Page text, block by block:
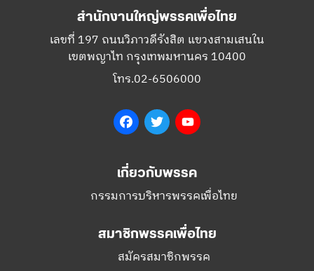
สำนักงานใหญ่พรรคเพื่อไทย
เลขที่ 197 ถนนวิภาวดีรังสิต แขวงสามเสนใน
เขตพญาไท กรุงเทพมหานคร 10400
โทร.02-6506000
FacebookTwitter
เกี่ยวกับพรรค
กรรมการบริหารพรรคเพื่อไทย
สมาชิกพรรคเพื่อไทย
สมัครสมาชิกพรรค